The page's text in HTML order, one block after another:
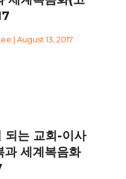
| August 13, 2017
되는 교회-이사
과 세계복음화